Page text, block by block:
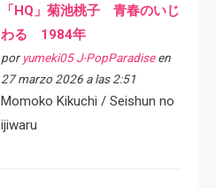
「HQ」菊池桃子 青春のいじ
わる 1984年
por yumeki05 J-PopParadiseen
27 marzo 2026 a las 2:51
Momoko Kikuchi / Seishun no
ijiwaru